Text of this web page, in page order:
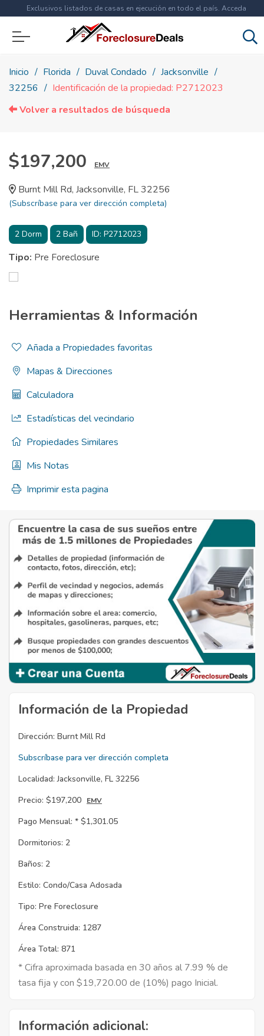
Exclusivos listados de casas en ejecución en todo el país. Acceda
ahora a
Inicio Florida Duval Condado
Jacksonville
32256
Identificación de la propiedad: P2712023
Volver a resultados de búsqueda
$197,200 EMV
Burnt Mill Rd, Jacksonville, FL 32256
(Subscríbase para ver dirección completa)
2 Dorm 2 Bañ ID: P2712023
Tipo: Pre Foreclosure
Herramientas & Información
Añada a Propiedades favoritas
Mapas & Direcciones
Calculadora
Estadísticas del vecindario
Propiedades Similares
Mis Notas
Imprimir esta pagina
Información de la Propiedad
Dirección: Burnt Mill Rd
Subscríbase para ver dirección completa
Localidad: Jacksonville, FL 32256
Precio: $197,200 EMV
Pago Mensual: * $1,301.05
Dormitorios: 2
Baños: 2
Estilo: Condo/Casa Adosada
Tipo: Pre Foreclosure
Área Construida: 1287
Área Total: 871
* Cifra aproximada basada en 30 años al 7.99 % de
tasa fija y con $19,720.00 de (10%) pago Inicial.
Información adicional: